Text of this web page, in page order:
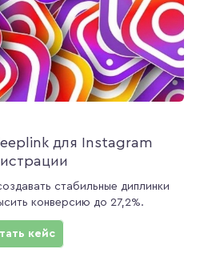
для Instagram
стабильные диплинки
конверсию до 27,2%.
кейс